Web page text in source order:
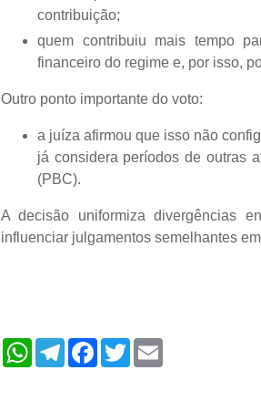
contribuição;
quem contribuiu mais tempo
financeiro do regime e, por isso,
Outro ponto importante do voto:
a juíza afirmou que isso não
já considera períodos de outras
(PBC).
A decisão uniformiza divergências
influenciar julgamentos semelhantes
W
T
e
F
a
T
w